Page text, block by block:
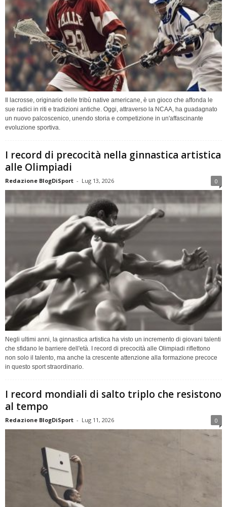
Il lacrosse, originario delle tribù native americane, è un gioco che affonda le
sue radici in riti e tradizioni antiche. Oggi, attraverso la NCAA, ha guadagnato
un nuovo palcoscenico, unendo storia e competizione in un'affascinante
evoluzione sportiva.
I record di precocità nella ginnastica artistica
alle Olimpiadi
Redazione BlogDiSport - Lug 13, 2026 0
Negli ultimi anni, la ginnastica artistica ha visto un incremento di giovani talenti
che sfidano le barriere dell'età. I record di precocità alle Olimpiadi riflettono
non solo il talento, ma anche la crescente attenzione alla formazione precoce
in questo sport straordinario.
I record mondiali di salto triplo che resistono
al tempo
Redazione BlogDiSport - Lug 11, 2026 0